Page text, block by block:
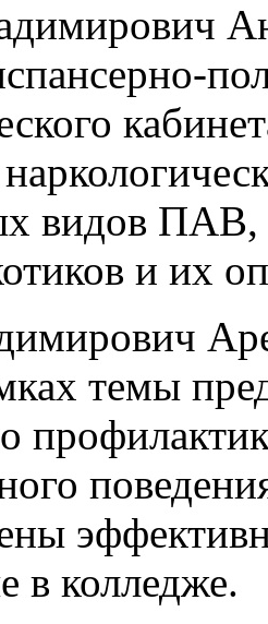
видов ПАВ,
и их
темы
в колледже.